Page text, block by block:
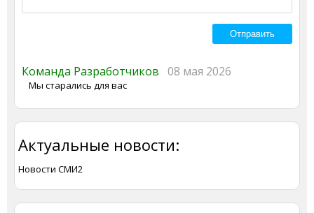
Команда Разработчиков 08 мая 2026
Мы старались для вас
Актуальные новости:
Новости СМИ2